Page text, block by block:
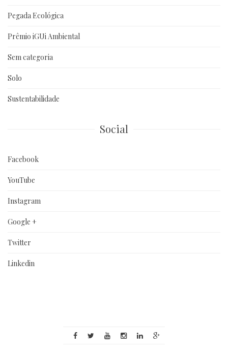
Pegada Ecológica
Prêmio iGUi Ambiental
Sem categoria
Solo
Sustentabilidade
Social
Facebook
YouTube
Instagram
Google +
Twitter
Linkedin